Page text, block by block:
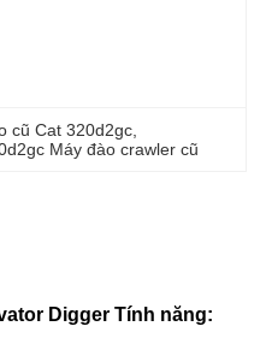
cũ Cat 320d2gc
Máy đào crawler cũ
Digger Tính năng: